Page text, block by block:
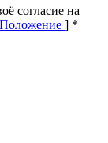
согласие на
Положение ] *